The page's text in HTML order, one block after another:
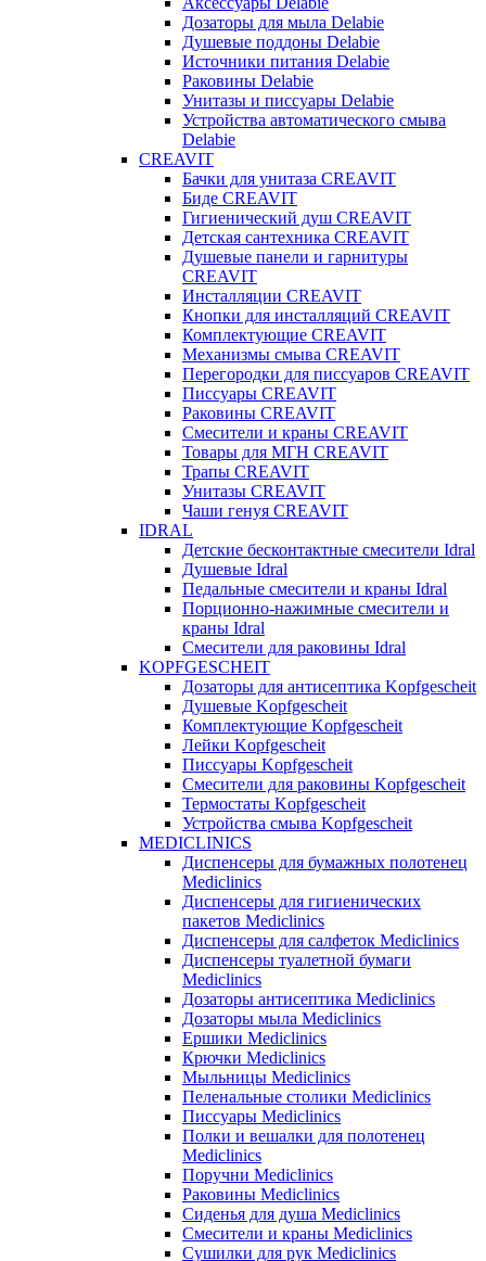
Дозаторы для мыла Delabie
Душевые поддоны Delabie
Источники питания Delabie
Раковины Delabie
Унитазы и писсуары Delabie
Устройства автоматического смыва
Delabie
CREAVIT
Бачки для унитаза CREAVIT
Биде CREAVIT
Гигиенический душ CREAVIT
Детская сантехника CREAVIT
Душевые панели и гарнитуры
CREAVIT
Инсталляции CREAVIT
Кнопки для инсталляций CREAVIT
Комплектующие CREAVIT
Механизмы смыва CREAVIT
Перегородки для писсуаров CREAVIT
Писсуары CREAVIT
Раковины CREAVIT
Смесители и краны CREAVIT
Товары для МГН CREAVIT
Трапы CREAVIT
Унитазы CREAVIT
Чаши генуя CREAVIT
IDRAL
Детские бесконтактные смесители Idral
Душевые Idral
Педальные смесители и краны Idral
Порционно-нажимные смесители и
краны Idral
Смеcители для раковины Idral
KOPFGESCHEIT
Дозаторы для антисептика Kopfgescheit
Душевые Kopfgescheit
Комплектующие Kopfgescheit
Лейки Kopfgescheit
Писсуары Kopfgescheit
Смесители для раковины Kopfgescheit
Термостаты Kopfgescheit
Устройства смыва Kopfgescheit
MEDICLINICS
Диспенсеры для бумажных полотенец
Mediclinics
Диспенсеры для гигиенических
пакетов Mediclinics
Диспенсеры для салфеток Mediclinics
Диспенсеры туалетной бумаги
Mediclinics
Дозаторы антисептика Mediclinics
Дозаторы мыла Mediclinics
Ершики Mediclinics
Крючки Mediclinics
Мыльницы Mediclinics
Пеленальные столики Mediclinics
Писсуары Mediclinics
Полки и вешалки для полотенец
Mediclinics
Поручни Mediclinics
Раковины Mediclinics
Сиденья для душа Mediclinics
Смесители и краны Mediclinics
Сушилки для рук Mediclinics